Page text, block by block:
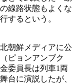
線路状態もよくな
するという。
朝鮮メディアに公
ピョンアンブク
委員長は列車1両
台に演説したが、